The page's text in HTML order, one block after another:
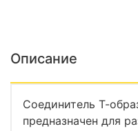
Описание
Соединитель Т-
предназначен для